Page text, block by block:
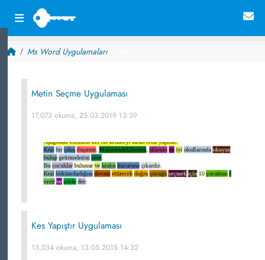
Ms Word Uygulamaları
Metin Seçme Uygulaması
17,073 okuma, 25.03.2019 13:39
Kes Yapıştır Uygulaması
13,034 okuma, 13.05.2015 14:32